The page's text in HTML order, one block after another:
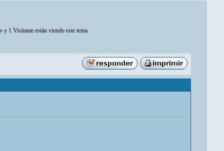
y 1 Visitante están viendo este tema.